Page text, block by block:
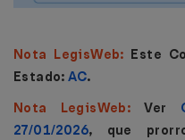
Nota LegisWeb: Este
Estado:AC.
Nota LegisWeb:Ver
27/01/2026, que